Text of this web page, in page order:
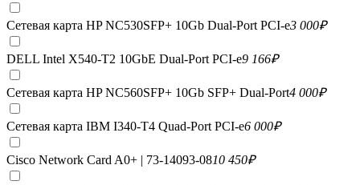
Сетевая карта HP NC530SFP+ 10Gb Dual-Port PCI-e3 000₽
DELL Intel X540-T2 10GbE Dual-Port PCI-e9 166₽
Сетевая карта HP NC560SFP+ 10Gb SFP+ Dual-Port4 000₽
Сетевая карта IBM I340-T4 Quad-Port PCI-e6 000₽
Cisco Network Card A0+ | 73-14093-0810 450₽